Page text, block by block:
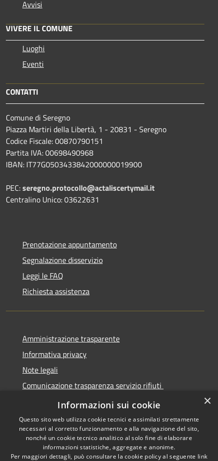
Avvisi
VIVERE IL COMUNE
Luoghi
Eventi
CONTATTI
Comune di Seregno
Piazza Martiri della Libertà, 1 - 20831 - Seregno
Codice Fiscale: 00870790151
Partita IVA: 00698490968
IBAN: IT77G0503433842000000019900
PEC:seregno.protocollo@actaliscertymail.it
Centralino Unico: 03622631
Prenotazione appuntamento
Segnalazione disservizio
Leggi le FAQ
Richiesta assistenza
Amministrazione trasparente
Informativa privacy
Note legali
Comunicazione trasparenza servizio rifiuti
Dichiarazione di accessibilità
Copyright © 2026 • Città di
×
Informazioni sui cookie
Questo sito web utilizza cookie tecnici e assimilati strettamente
necessari al corretto funzionamento e alla navigazione del sito,
nonché un cookie tecnico analitico al solo fine di elaborare
informazioni statistiche, aggregate e anonime.
Per maggiori dettagli, può consultare la cookie policy al seguente link